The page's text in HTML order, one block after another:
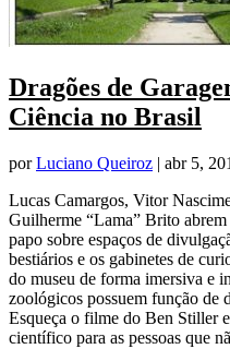
Dragões de
Ciência no Brasil
porLuciano Queiroz | abr 5,
Lucas Camargos, Vitor
Guilherme “Lama” Brito
papo sobre espaços de
bestiários e os gabinetes de
do museu de forma imersiva e
zoológicos possuem função de
Esqueça o filme do Ben Stiller
científico para as pessoas que